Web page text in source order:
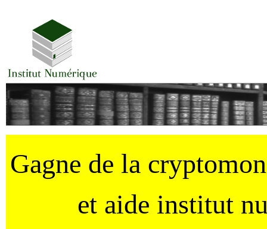
Gagne de la
et aide institut